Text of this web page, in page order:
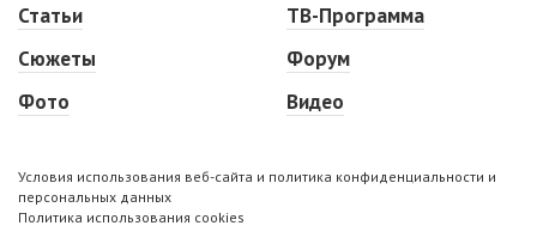
Статьи
Сюжеты
Фото
ТВ-Программа
Форум
Видео
Условия использования веб-сайта и политика конфиденциальности и
персональных данных
Политика использования cookies